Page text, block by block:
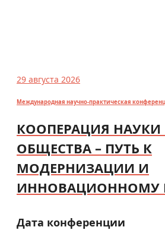
29 августа 2026
Международная научно-практическая
КООПЕРАЦИЯ НАУКИ
ОБЩЕСТВА – ПУТЬ К
МОДЕРНИЗАЦИИ И
ИННОВАЦИОННОМУ
Дата конференции